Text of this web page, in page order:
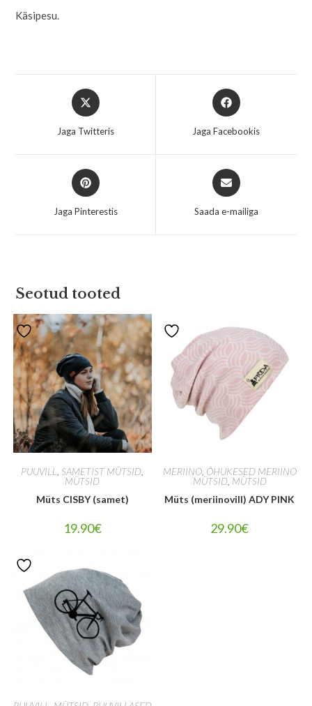
Käsipesu.
Jaga Twitteris Jaga Facebookis
Jaga Pinterestis Saada e-mailiga
Seotud tooted
PUUVILL ,SAMETIST MÜTSID
MÜTSID
Müts CISBY (samet)
19.90€
MERIINO, ÕHUKESED MERIINO
MÜTSID, MÜTSID
Müts (meriinovill) ADY PINK
29.90€